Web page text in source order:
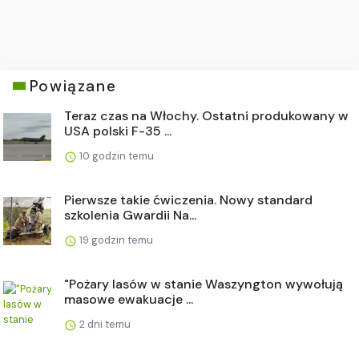
Powiązane
Teraz czas na Włochy. Ostatni produkowany w
USA polski F-35 ...
10 godzin temu
Pierwsze takie ćwiczenia. Nowy standard
szkolenia Gwardii Na...
19 godzin temu
"Pożary lasów w stanie Waszyngton wywołują
masowe ewakuacje ...
2 dni temu